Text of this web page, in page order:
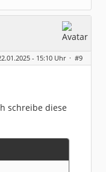
- 15:10 Uhr · #9
schreibe diese